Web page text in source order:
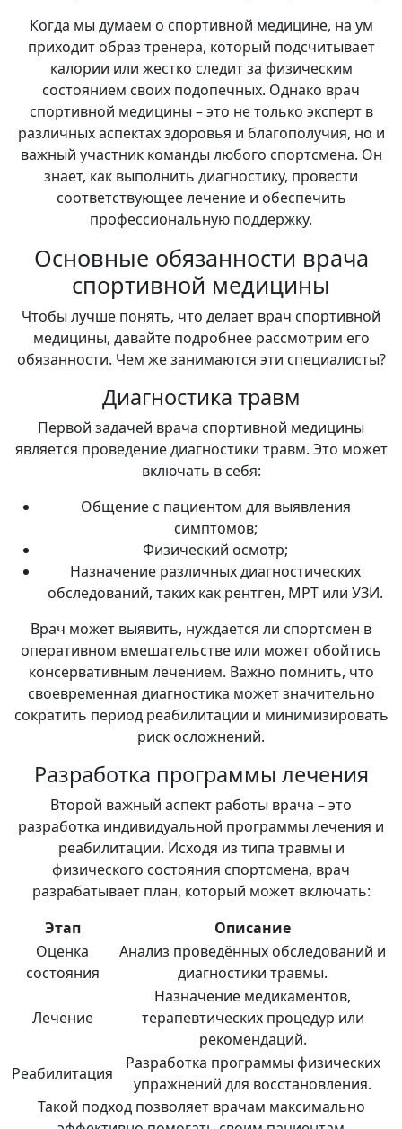
Когда мы думаем о спортивной медицине, на ум
приходит образ тренера, который подсчитывает
калории или жестко следит за физическим
состоянием своих подопечных. Однако врач
спортивной медицины – это не только эксперт в
различных аспектах здоровья и благополучия, но и
важный участник команды любого спортсмена. Он
знает, как выполнить диагностику, провести
соответствующее лечение и обеспечить
профессиональную поддержку.
Основные обязанности врача
спортивной медицины
Чтобы лучше понять, что делает врач спортивной
медицины, давайте подробнее рассмотрим его
обязанности. Чем же занимаются эти специалисты?
Диагностика травм
Первой задачей врача спортивной медицины
является проведение диагностики травм. Это может
включать в себя:
Общение с пациентом для выявления
симптомов;
Физический осмотр;
Назначение различных диагностических
обследований, таких как рентген, МРТ или УЗИ.
Врач может выявить, нуждается ли спортсмен в
оперативном вмешательстве или может обойтись
консервативным лечением. Важно помнить, что
своевременная диагностика может значительно
сократить период реабилитации и минимизировать
риск осложнений.
Разработка программы лечения
Второй важный аспект работы врача – это
разработка индивидуальной программы лечения и
реабилитации. Исходя из типа травмы и
физического состояния спортсмена, врач
разрабатывает план, который может включать:
Этап
Описание
Оценка
состояния
Анализ проведённых обследований и
диагностики травмы.
Лечение
Назначение медикаментов,
терапевтических процедур или
рекомендаций.
Реабилитация
Разработка программы физических
упражнений для восстановления.
Такой подход позволяет врачам максимально